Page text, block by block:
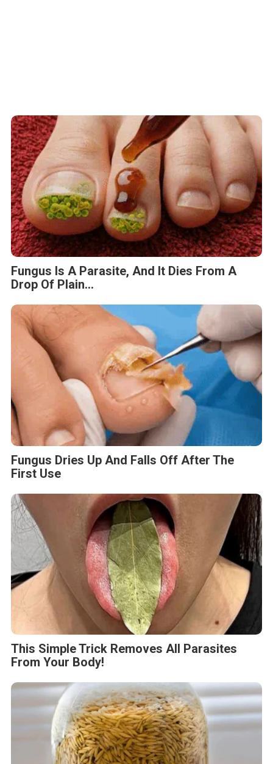
Fungus Is A Parasite, And It Dies From A
Drop Of Plain...
Fungus Dries Up And Falls Off After The
First Use
This Simple Trick Removes All Parasites
From Your Body!